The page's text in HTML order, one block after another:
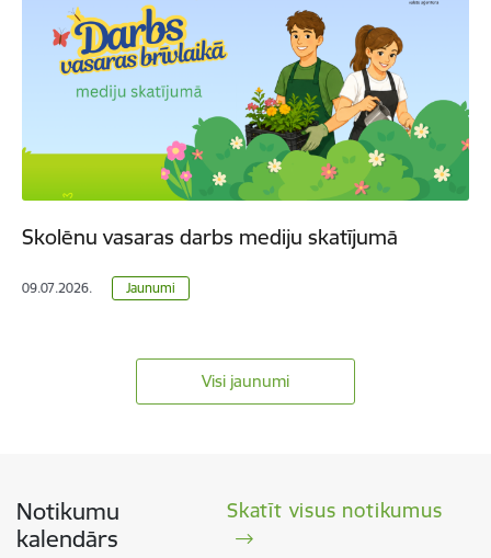
Skolēnu vasaras darbs mediju skatījumā
09.07.2026. Jaunumi
Visi jaunumi
Notikumu
kalendārs
Skatīt visus notikumus